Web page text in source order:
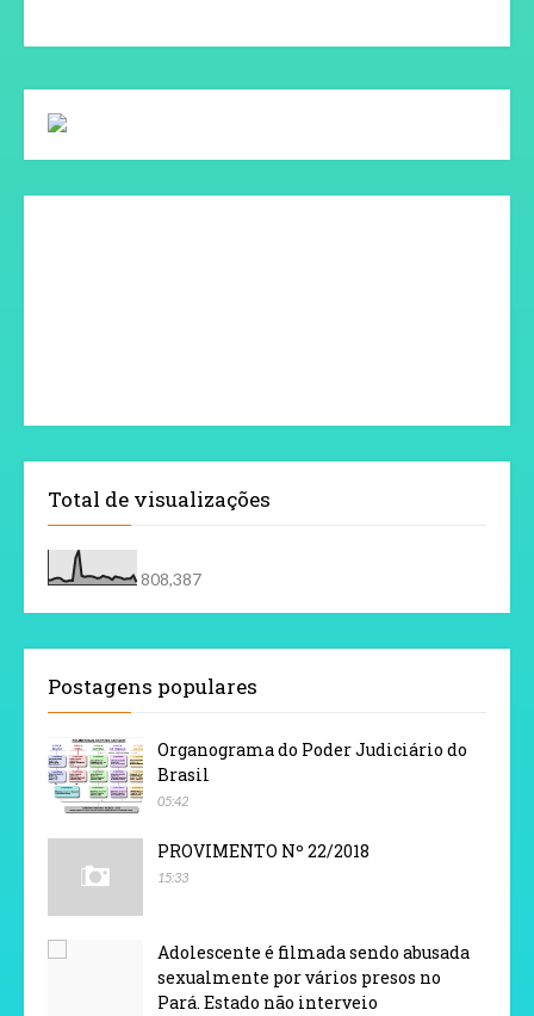
Total de visualizações
808,387
Postagens populares
Organograma do Poder Judiciário do
Brasil
05:42
PROVIMENTO Nº 22/2018
15:33
Adolescente é filmada sendo abusada
sexualmente por vários presos no
Pará. Estado não interveio